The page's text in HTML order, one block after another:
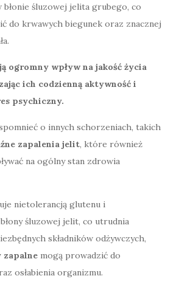
śluzowej jelita grubego, co
do krwawych biegunek oraz znacznej
ogromny wpływ na jakość życia
ich codzienną aktywność i
psychiczny.
o innych schorzeniach, takich
zapalenia jelit, które również
na ogólny stan zdrowia
nietolerancją glutenu i
śluzowej jelit, co utrudnia
składników odżywczych,
zapalne mogą prowadzić do
osłabienia organizmu.